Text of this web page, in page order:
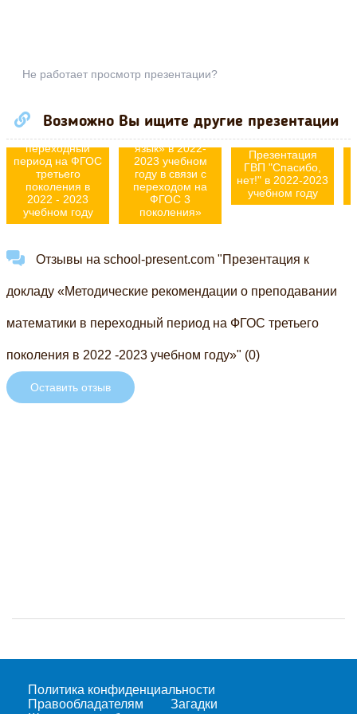
Не работает просмотр презентации?
Возможно Вы ищите другие презентации
рекомендации о
преподавании
математики в
переходный
период на ФГОС
третьего
поколения в
2022 - 2023
учебном году
«Особенности
предмета
«Иностранный
язык» в 2022-
2023 учебном
году в связи с
переходом на
ФГОС 3
поколения»
Презентация
ГВП "Спасибо,
нет!" в 2022-2023
учебном году
Отзывы на school-present.com "Презентация к
докладу «Методические рекомендации о преподавании
математики в переходный период на ФГОС третьего
поколения в 2022 -2023 учебном году»" (0)
Оставить отзыв
Политика конфиденциальности
Правообладателям
Загадки